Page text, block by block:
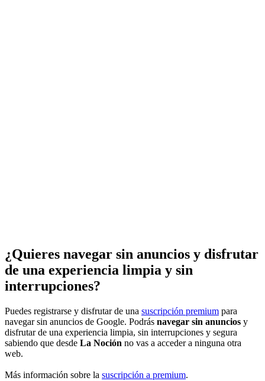
¿Quieres navegar sin anuncios y disfrutar
de una experiencia limpia y sin
interrupciones?
Puedes registrarse y disfrutar de una suscripción premium para
navegar sin anuncios de Google. Podrás navegar sin anuncios y
disfrutar de una experiencia limpia, sin interrupciones y segura
sabiendo que desde La Noción no vas a acceder a ninguna otra
web.
Más información sobre la suscripción a premium.